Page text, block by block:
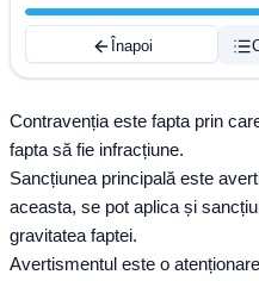
Înapoi
Contravenția este fapta prin
fapta să fie infracțiune.
Sancțiunea principală este
aceasta, se pot aplica și
gravitatea faptei.
Avertismentul este o